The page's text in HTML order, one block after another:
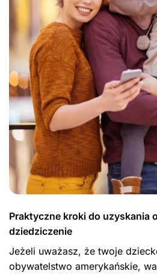
Praktyczne kroki do uzyskania
dziedziczenie
Jeżeli uważasz, że twoje
obywatelstwo amerykańskie,